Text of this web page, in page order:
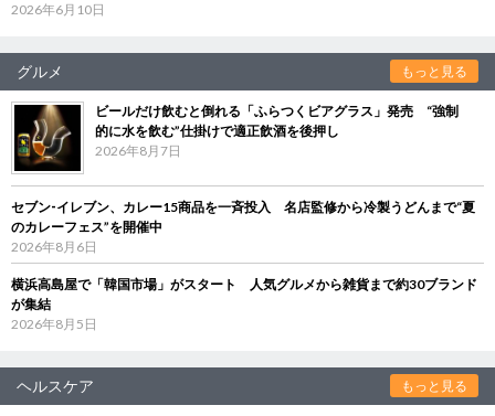
2026年6月10日
グルメ もっと見る
ビールだけ飲むと倒れる「ふらつくビアグラス」発売 “強制
的に水を飲む”仕掛けで適正飲酒を後押し
2026年8月7日
セブン‐イレブン、カレー15商品を一斉投入 名店監修から冷製うどんまで“夏
のカレーフェス”を開催中
2026年8月6日
横浜高島屋で「韓国市場」がスタート 人気グルメから雑貨まで約30ブランド
が集結
2026年8月5日
ヘルスケア もっと見る